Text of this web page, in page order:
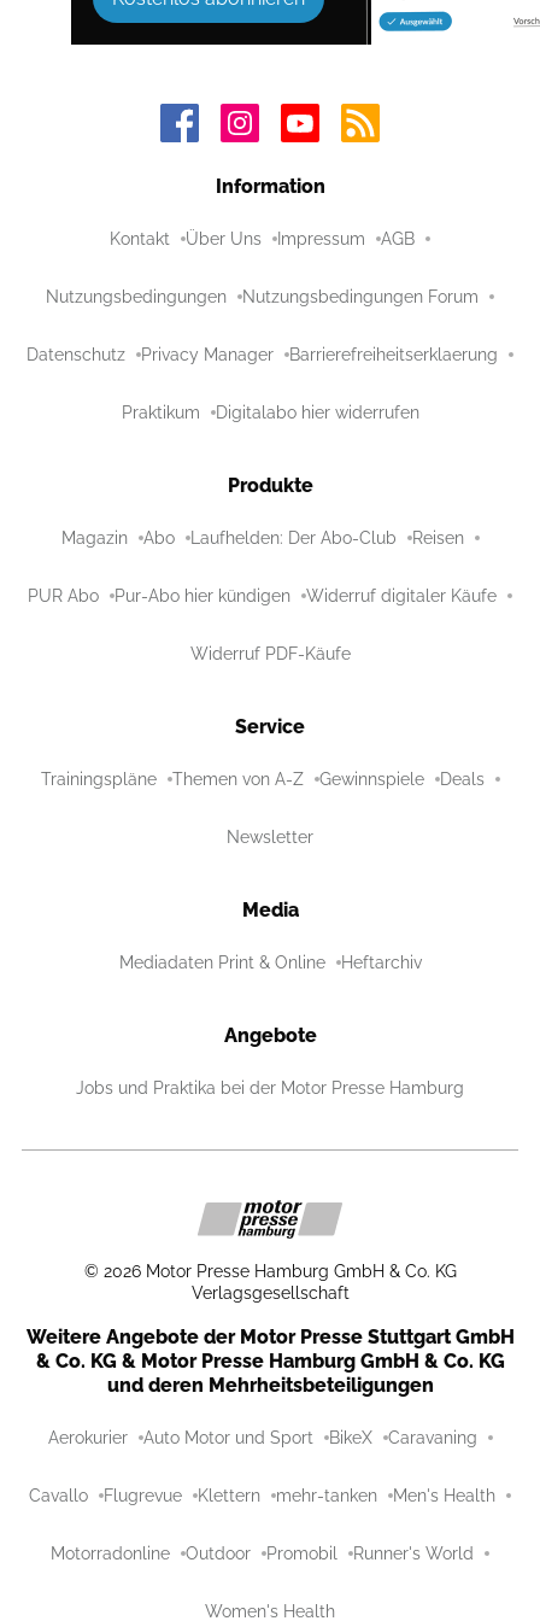
Information
Kontakt Über Uns Impressum AGB
Nutzungsbedingungen Nutzungsbedingungen Forum
Datenschutz Privacy Manager Barrierefreiheitserklaerung
Praktikum Digitalabo hier widerrufen
Produkte
Magazin Abo Laufhelden: Der Abo-Club Reisen
PUR Abo Pur-Abo hier kündigen Widerruf digitaler Käufe
Widerruf PDF-Käufe
Service
Trainingspläne Themen von A-Z Gewinnspiele Deals
Newsletter
Media
Mediadaten Print & Online Heftarchiv
Angebote
Jobs und Praktika bei der Motor Presse Hamburg
© 2026 Motor Presse Hamburg GmbH & Co. KG
Verlagsgesellschaft
Weitere Angebote der Motor Presse Stuttgart GmbH
& Co. KG & Motor Presse Hamburg GmbH & Co. KG
und deren Mehrheitsbeteiligungen
Aerokurier Auto Motor und Sport BikeX Caravaning
Cavallo Flugrevue Klettern mehr-tanken Men's Health
Motorradonline Outdoor Promobil Runner's World
Women's Health